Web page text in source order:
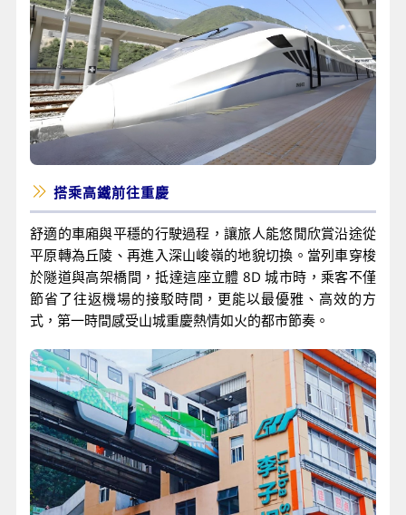
搭乘高鐵前往重慶
舒適的車廂與平穩的行駛過程，讓旅人能悠閒欣賞沿途從
平原轉為丘陵、再進入深山峻嶺的地貌切換。當列車穿梭
於隧道與高架橋間，抵達這座立體 8D 城市時，乘客不僅
節省了往返機場的接駁時間，更能以最優雅、高效的方
式，第一時間感受山城重慶熱情如火的都市節奏。